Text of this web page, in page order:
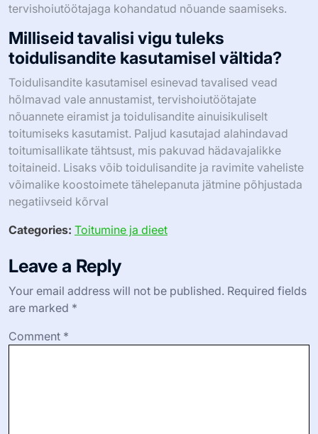
tervishoiutöötajaga kohandatud nõuande saamiseks.
Milliseid tavalisi vigu tuleks
toidulisandite kasutamisel vältida?
Toidulisandite kasutamisel esinevad tavalised vead
hõlmavad vale annustamist, tervishoiutöötajate
nõuannete eiramist ja toidulisandite ainuisikuliselt
toitumiseks kasutamist. Paljud kasutajad alahindavad
toitumisallikate tähtsust, mis pakuvad hädavajalikke
toitaineid. Lisaks võib toidulisandite ja ravimite vaheliste
võimalike koostoimete tähelepanuta jätmine põhjustada
negatiivseid kõrval
Categories: Toitumine ja dieet
Leave a Reply
Your email address will not be published. Required fields
are marked *
Comment *